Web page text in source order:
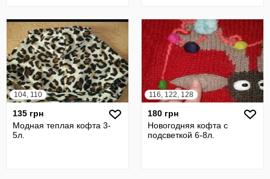
104, 110
135 грн
Модная теплая кофта 3-
5л.
116, 122, 128
180 грн
Новогодняя кофта с
подсветкой 6-8л.